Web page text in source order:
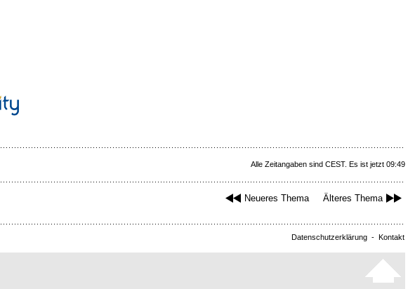
Alle Zeitangaben sind CEST. Es ist jetzt 09:49
Neueres Thema Älteres Thema
Datenschutzerklärung - Kontakt